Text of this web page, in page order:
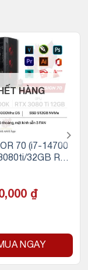
HẾT HÀNG
70 (i7-14700
32GB RA
₫
NGAY